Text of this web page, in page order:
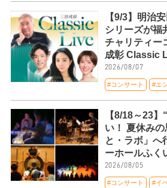
【9/3】明治
シリーズが福
チャリティー
成彰 Classic
2026/08/07
#コンサート #エ
【8/18～23
い！ 夏休み
と・ラボ」へ
ーホールふく
2026/08/05
#コンサート #イ